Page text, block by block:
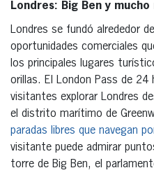
Londres: Big Ben y
Londres se fundó alrededor
oportunidades comerciales
los principales lugares
orillas. El London Pass de 24
visitantes explorar Londres
el distrito marítimo de
paradas libres que navegan
visitante puede admirar
torre de Big Ben, el